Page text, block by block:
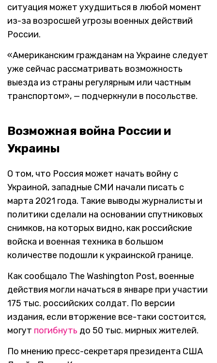
ситуация может ухудшиться в любой момент
из-за возросшей угрозы военных действий
России.
«Американским гражданам на Украине следует
уже сейчас рассматривать возможность
выезда из страны регулярным или частным
транспортом», — подчеркнули в посольстве.
Возможная война России и
Украины
О том, что Россия может начать войну с
Украиной, западные СМИ начали писать с
марта 2021 года. Такие выводы журналисты и
политики сделали на основании спутниковых
снимков, на которых видно, как российские
войска и военная техника в большом
количестве подошли к украинской границе.
Как сообщало The Washington Post, военные
действия могли начаться в январе при участии
175 тыс. российских солдат. По версии
издания, если вторжение все-таки состоится,
могут погибнуть до 50 тыс. мирных жителей.
По мнению пресс-секретаря президента США